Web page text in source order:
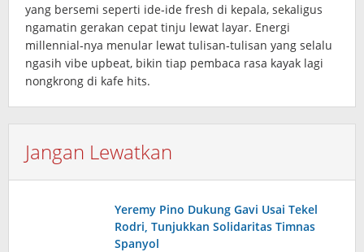
yang bersemi seperti ide‑ide fresh di kepala, sekaligus
ngamatin gerakan cepat tinju lewat layar. Energi
millennial‑nya menular lewat tulisan‑tulisan yang selalu
ngasih vibe upbeat, bikin tiap pembaca rasa kayak lagi
nongkrong di kafe hits.
Jangan Lewatkan
Yeremy Pino Dukung Gavi Usai Tekel
Rodri, Tunjukkan Solidaritas Timnas
Spanyol